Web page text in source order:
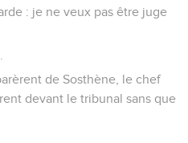
: je ne veux pas être juge
de Sosthène, le chef
devant le tribunal sans que